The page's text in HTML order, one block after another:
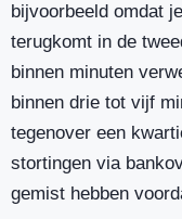
bijvoorbeeld omdat
terugkomt in de
binnen minuten
binnen drie tot vijf
tegenover een
stortingen via
gemist hebben